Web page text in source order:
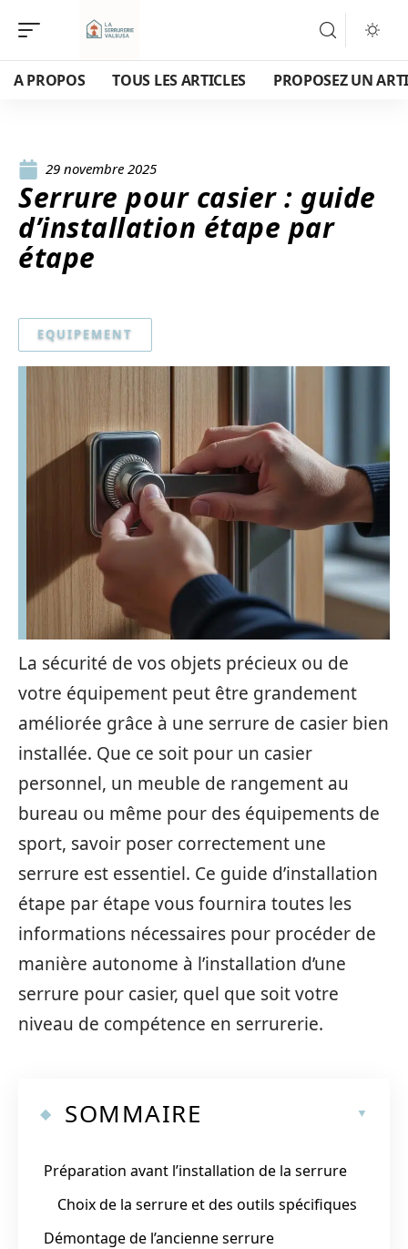
A PROPOS TOUS LES ARTICLES PROPOSEZ UN
29 novembre 2025
Serrure pour casier : guide
d’installation étape par
étape
EQUIPEMENT
La sécurité de vos objets précieux ou de
votre équipement peut être grandement
améliorée grâce à une serrure de casier bien
installée. Que ce soit pour un casier
personnel, un meuble de rangement au
bureau ou même pour des équipements de
sport, savoir poser correctement une
serrure est essentiel. Ce guide d’installation
étape par étape vous fournira toutes les
informations nécessaires pour procéder de
manière autonome à l’installation d’une
serrure pour casier, quel que soit votre
niveau de compétence en serrurerie.
SOMMAIRE
Préparation avant l’installation de la serrure
Choix de la serrure et des outils spécifiques
Démontage de l’ancienne serrure